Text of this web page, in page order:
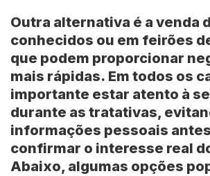
Outra alternativa é a venda
conhecidos ou em feirões
que podem proporcionar
mais rápidas. Em todos os
importante estar atento à
durante as tratativas,
informações pessoais
confirmar o interesse real
Abaixo, algumas opções